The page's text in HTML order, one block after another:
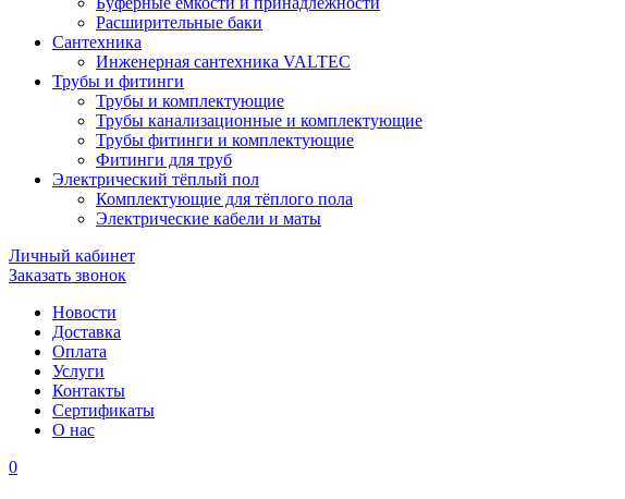
Расширительные баки
Сантехника
Инженерная сантехника VALTEC
Трубы и фитинги
Трубы и комплектующие
Трубы канализационные и комплектующие
Трубы фитинги и комплектующие
Фитинги для труб
Электрический тёплый пол
Комплектующие для тёплого пола
Электрические кабели и маты
Личный кабинет
Заказать звонок
Новости
Доставка
Оплата
Услуги
Контакты
Cертификаты
О нас
0